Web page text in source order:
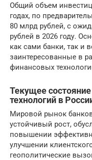
Общий объем
годах, по
80 млрд рублей, с
рублей в 2026 году.
как сами банки, так и
заинтересованные в
финансовых
Текущее
технологий в
Мировой рынок
устойчивый рост,
повышении
улучшении
геополитические